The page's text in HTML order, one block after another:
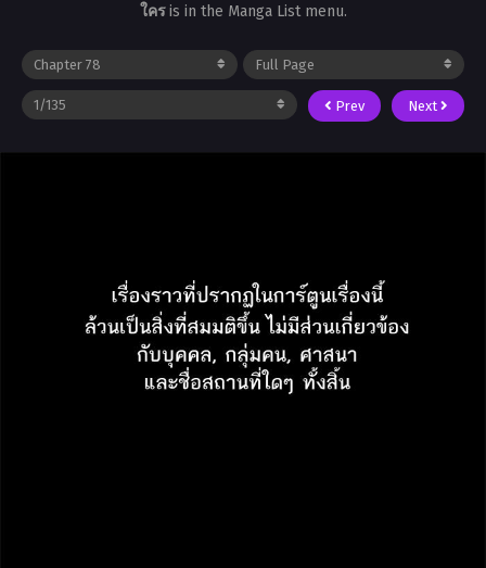
ใครis in the Manga List menu.
Prev Next